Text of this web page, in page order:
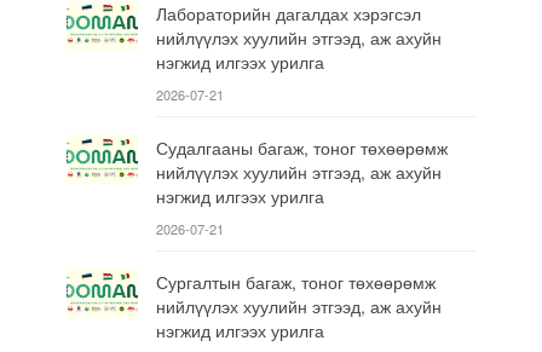
Лабораторийн дагалдах хэрэгсэл
нийлүүлэх хуулийн этгээд, аж ахуйн
нэгжид илгээх урилга
2026-07-21
Судалгааны багаж, тоног төхөөрөмж
нийлүүлэх хуулийн этгээд, аж ахуйн
нэгжид илгээх урилга
2026-07-21
Сургалтын багаж, тоног төхөөрөмж
нийлүүлэх хуулийн этгээд, аж ахуйн
нэгжид илгээх урилга